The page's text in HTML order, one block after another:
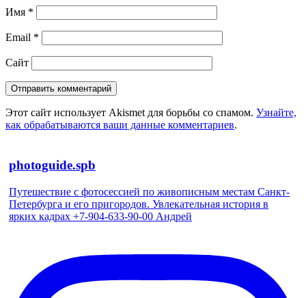
Имя *
Email *
Сайт
Этот сайт использует Akismet для борьбы со спамом. Узнайте,
как обрабатываются ваши данные комментариев.
photoguide.spb
Путешествие с фотосессией по живописным местам Санкт-
Петербурга и его пригородов. Увлекательная история в
ярких кадрах +7-904-633-90-00 Андрей